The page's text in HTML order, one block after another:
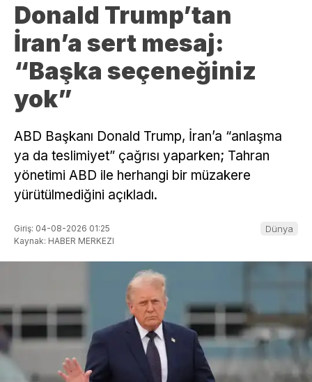
Donald Trump’tan
İran’a sert mesaj:
“Başka seçeneğiniz
yok”
ABD Başkanı Donald Trump, İran’a “anlaşma
ya da teslimiyet” çağrısı yaparken; Tahran
yönetimi ABD ile herhangi bir müzakere
yürütülmediğini açıkladı.
Giriş: 04-08-2026 01:25
Kaynak: HABER MERKEZI
Dünya